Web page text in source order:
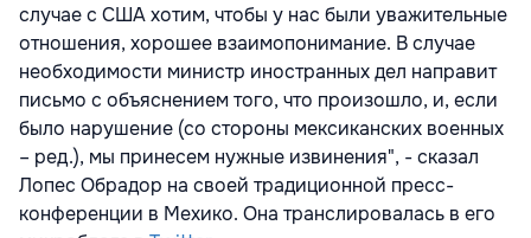
случае с США хотим, чтобы у нас были уважительные
отношения, хорошее взаимопонимание. В случае
необходимости министр иностранных дел направит
письмо с объяснением того, что произошло, и, если
было нарушение (со стороны мексиканских военных
– ред.), мы принесем нужные извинения", - сказал
Лопес Обрадор на своей традиционной пресс-
конференции в Мехико. Она транслировалась в его